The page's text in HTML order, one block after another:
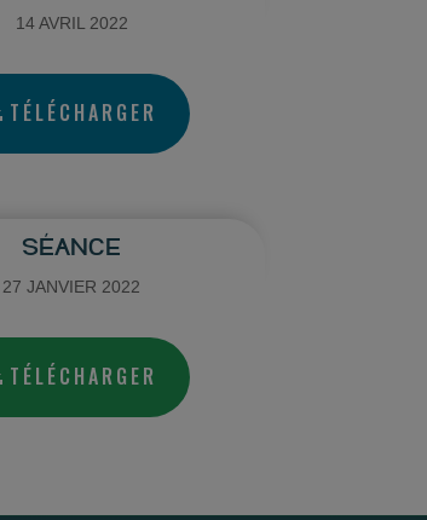
14 AVRIL 2022
TÉLÉCHARGER
SÉANCE
27 JANVIER 2022
TÉLÉCHARGER